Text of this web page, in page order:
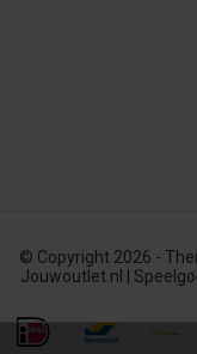
© Copyright 2026 -
Jouwoutlet.nl |